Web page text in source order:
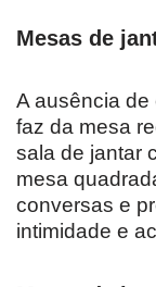
Mesas de
A ausência
faz da mesa
sala de jantar
mesa
conversas e
intimidade e